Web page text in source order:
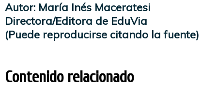
Autor: María Inés Maceratesi
Directora/Editora de EduVia
(Puede reproducirse citando la fuente)
Contenido relacionado